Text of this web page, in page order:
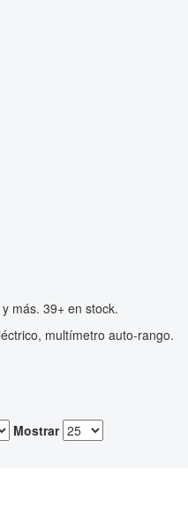
más. 39+ en stock.
multímetro auto-rango.
Mostrar